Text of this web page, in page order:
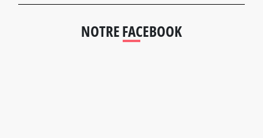
NOTRE FACEBOOK